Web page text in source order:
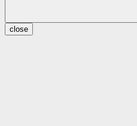
close